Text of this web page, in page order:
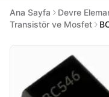
Ana Sayfa
Devre
Transistör ve Mosfet